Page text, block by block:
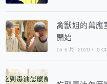
禽獸姐的萬應
開始
16 6 月, 2020 / 0